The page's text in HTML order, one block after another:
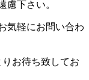
慮下さい。
気軽にお問い合わ
お待ち致してお